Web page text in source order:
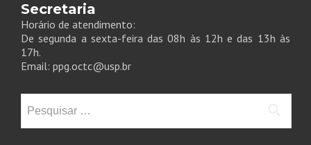
Secretaria
Horário de atendimento:
De segunda a sexta-feira das 08h às 12h e das 13h às
17h.
Email: ppg.octc@usp.br
por: